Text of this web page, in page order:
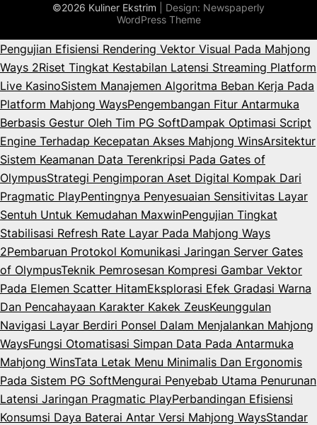
©2026 Kuliner Ekstrim | Design: Newspaperly
WordPress Theme
Pengujian Efisiensi Rendering Vektor Visual Pada Mahjong
Ways 2Riset Tingkat Kestabilan Latensi Streaming Platform
Live KasinoSistem Manajemen Algoritma Beban Kerja Pada
Platform Mahjong WaysPengembangan Fitur Antarmuka
Berbasis Gestur Oleh Tim PG SoftDampak Optimasi Script
Engine Terhadap Kecepatan Akses Mahjong WinsArsitektur
Sistem Keamanan Data Terenkripsi Pada Gates of
OlympusStrategi Pengimporan Aset Digital Kompak Dari
Pragmatic PlayPentingnya Penyesuaian Sensitivitas Layar
Sentuh Untuk Kemudahan MaxwinPengujian Tingkat
Stabilisasi Refresh Rate Layar Pada Mahjong Ways
2Pembaruan Protokol Komunikasi Jaringan Server Gates
of OlympusTeknik Pemrosesan Kompresi Gambar Vektor
Pada Elemen Scatter HitamEksplorasi Efek Gradasi Warna
Dan Pencahayaan Karakter Kakek ZeusKeunggulan
Navigasi Layar Berdiri Ponsel Dalam Menjalankan Mahjong
WaysFungsi Otomatisasi Simpan Data Pada Antarmuka
Mahjong WinsTata Letak Menu Minimalis Dan Ergonomis
Pada Sistem PG SoftMengurai Penyebab Utama Penurunan
Latensi Jaringan Pragmatic PlayPerbandingan Efisiensi
Konsumsi Daya Baterai Antar Versi Mahjong WaysStandar